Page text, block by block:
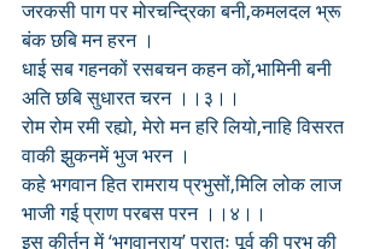
जरकसी पाग पर मोरचन्द्रिका बनी,कमलदल भ्रू
बंक छबि मन हरन ।
धाई सब गहनकों रसबचन कहन कों,भामिनी बनी
अति छबि सुधारत चरन ।।३।।
रोम रोम रमी रह्यो, मेरो मन हरि लियो,नाहि विसरत
वाकी झुकनमें भुज भरन ।
कहे भगवान हित रामराय प्रभुसों,मिलि लोक लाज
भाजी गई प्राण परबस परन ।।४।।
इस कीर्तन में ‘भगवानराय’ प्रातः पूर्व की प्रभु की